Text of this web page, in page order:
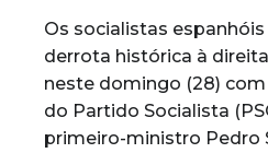
Os socialistas
derrota histórica à
neste domingo (28)
do Partido Socialista
primeiro-ministro Pedro